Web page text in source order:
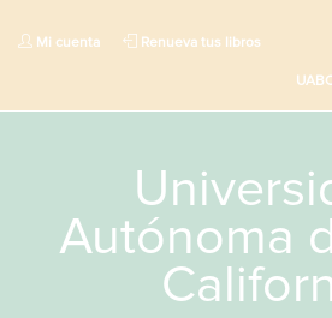
Mi cuenta Renueva tus libros
Autónoma